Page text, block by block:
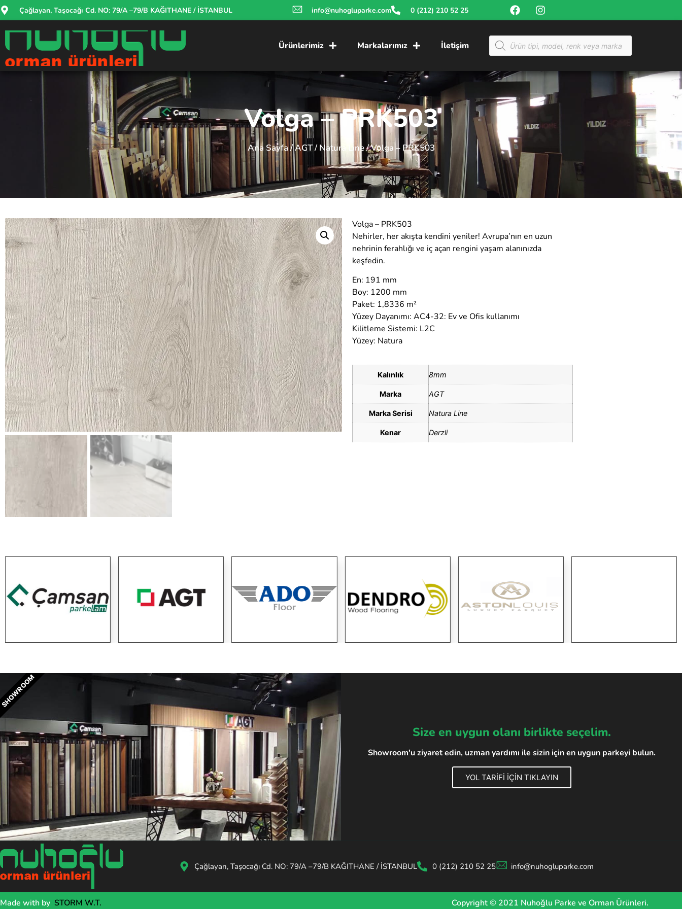
Çağlayan, Taşocağı Cd. NO: 79/A –79/B KAĞITHANE / İSTANBUL info@nuhogluparke.com 0 (212) 210 52 25
Ürünlerimiz Markalarımız İletişim
Volga – PRK503
Ana Sayfa /AGT/ Natura Line/ Volga – PRK503
Volga – PRK503
Nehirler, her akışta kendini yeniler! Avrupa’nın en uzun
nehrinin ferahlığı ve iç açan rengini yaşam alanınızda
keşfedin.
En: 191 mm
Boy: 1200 mm
Paket: 1,8336 m²
Yüzey Dayanımı: AC4-32: Ev ve Ofis kullanımı
Kilitleme Sistemi: L2C
Yüzey: Natura
Kalınlık 8mm
Marka AGT
Marka Serisi Natura Line
Kenar Derzli
Size en uygun olanı birlikte seçelim.
Showroom'u ziyaret edin, uzman yardımı ile sizin için en uygun parkeyi bulun.
YOL TARİFİ İÇİN TIKLAYIN
SHOWROOM
Çağlayan, Taşocağı Cd. NO: 79/A –79/B KAĞITHANE / İSTANBUL 0 (212) 210 52 25 info@nuhogluparke.com
Made with by STORM W.T. Copyright © 2021 Nuhoğlu Parke ve Orman Ürünleri.